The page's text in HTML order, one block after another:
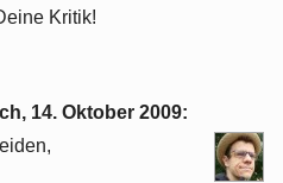
Kritik!
14. Oktober 2009: